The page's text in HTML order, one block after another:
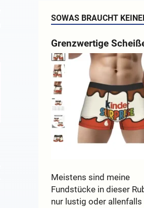
SOWAS BRAUCHT
Grenzwertige
Meistens sind meine
Fundstücke in dieser
nur lustig oder allenfalls